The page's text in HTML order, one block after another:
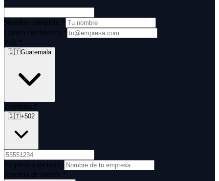
Nombre completo *
Correo electrónico *
País *
🇬🇹Guatemala
Teléfono *
🇬🇹+502
Empresa (opcional)
Servicio de interés *